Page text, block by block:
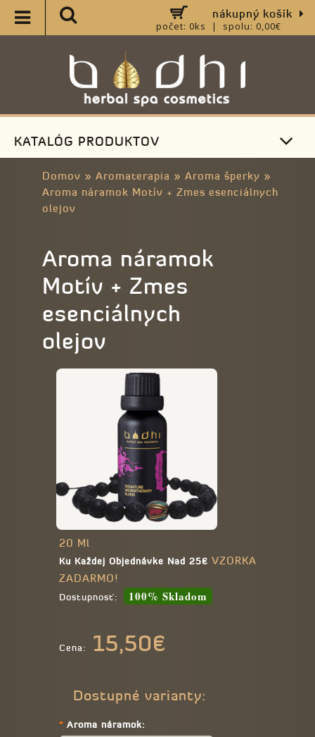
nákupný košík
počet: 0ks | spolu: 0,00€
KATALÓG PRODUKTOV
Domov » Aromaterapia » Aroma šperky »
Aroma náramok Motív + Zmes esenciálnych
olejov
Aroma náramok
Motív + Zmes
esenciálnych
olejov
20 Ml
Ku Každej Objednávke Nad 25€ VZORKA
ZADARMO!
Dostupnosť: 100% Skladom
Cena: 15,50€
Dostupné varianty:
* Aroma náramok: